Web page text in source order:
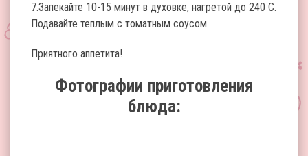
7.Запекайте 10-15 минут в духовке, нагретой до 240 C.
Подавайте теплым с томатным соусом.
Приятного аппетита!
Фотографии приготовления
блюда: